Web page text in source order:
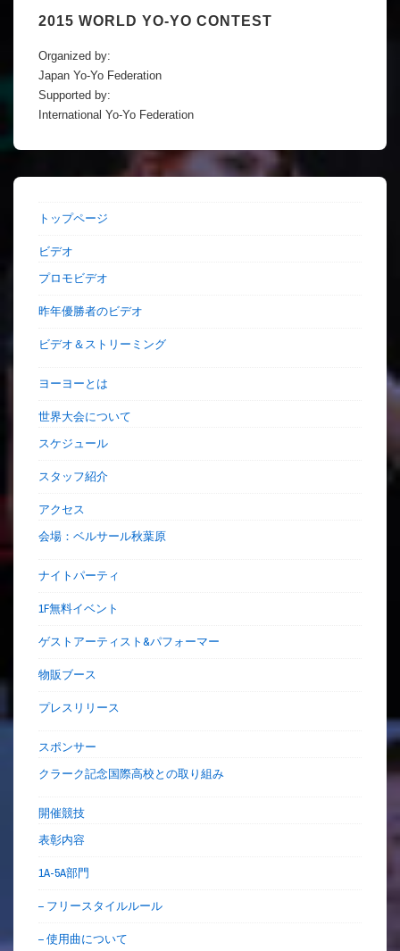
ー
シ
ョ
ン
2015 WORLD YO-YO CONTEST
Organized by:
Japan Yo-Yo Federation
Supported by:
International Yo-Yo Federation
トップページ
ビデオ
プロモビデオ
昨年優勝者のビデオ
ビデオ＆ストリーミング
ヨーヨーとは
世界大会について
スケジュール
スタッフ紹介
アクセス
会場：ベルサール秋葉原
ナイトパーティ
1F無料イベント
ゲストアーティスト&パフォーマー
物販ブース
プレスリリース
スポンサー
クラーク記念国際高校との取り組み
開催競技
表彰内容
1A-5A部門
– フリースタイルルール
– 使用曲について